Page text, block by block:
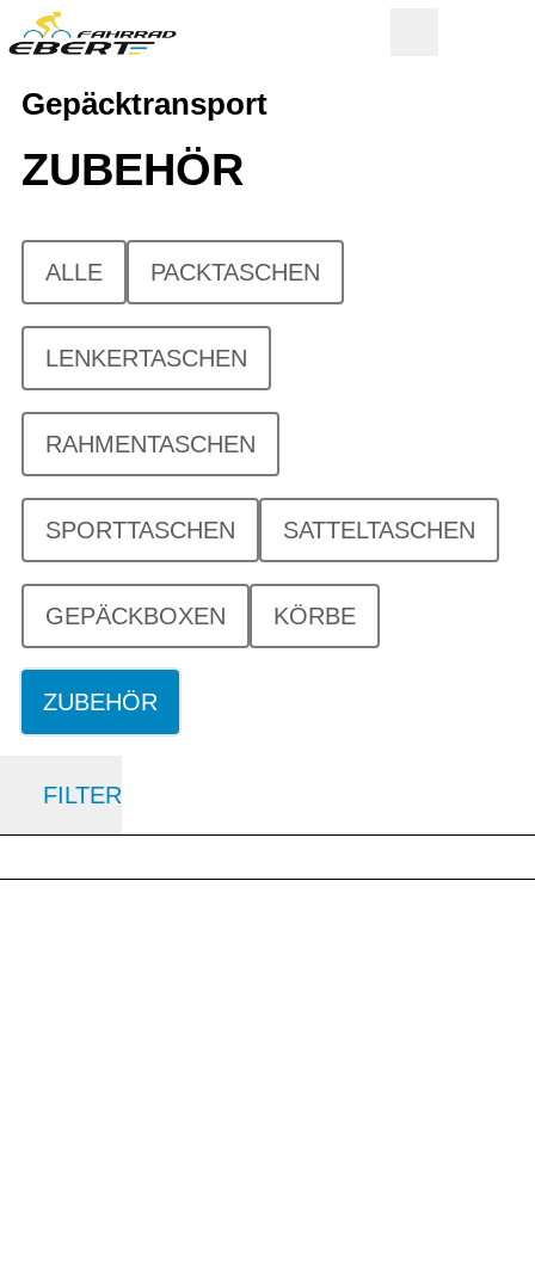
Gepäcktransport
ZUBEHÖR
ALLE PACKTASCHEN
LENKERTASCHEN
RAHMENTASCHEN
SPORTTASCHEN SATTELTASCHEN
GEPÄCKBOXEN KÖRBE
ZUBEHÖR
FILTER